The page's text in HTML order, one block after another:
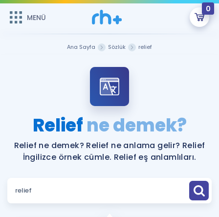
MENÜ
0
ÜYE DEĞİLİM
Sepetin Şu An Boş.
Remzi Hoca ile seni sınava hazırlayacak onlarca eğitim seni
bekliyor!
MENÜ
Faydalı Araçlar
Sözlük
Ana Sayfa Sözlük relief
Reliefne demek?
Relief ne demek? Relief ne anlama gelir? Relief
İngilizce örnek cümle. Relief eş anlamlıları.